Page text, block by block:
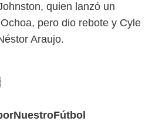
quien lanzó un
pero dio rebote y Cyle
Araujo.